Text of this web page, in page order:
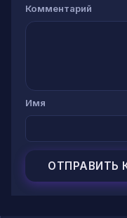
Комментарий
Имя